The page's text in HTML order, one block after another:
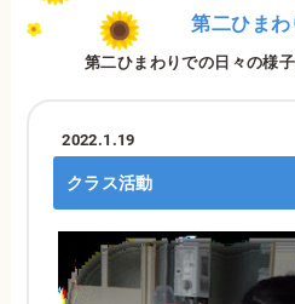
第二ひま
第二ひまわりでの日々の様
2022.1.19
クラス活動